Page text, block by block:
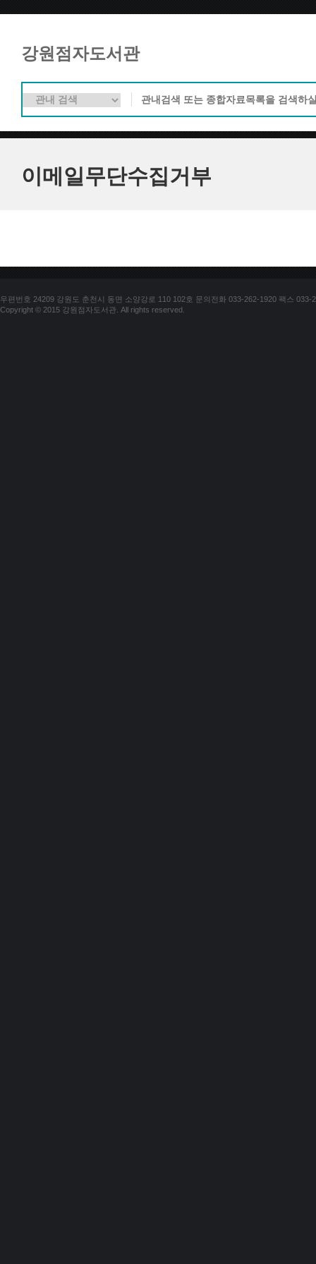
강원점자도서관
이메일무단수집거부
우편번호 24209 강원도 춘천시 동면 소양강로 110 102호 문의전화 033-262-1920 팩스 033-
Copyright © 2015 강원점자도서관. All rights reserved.